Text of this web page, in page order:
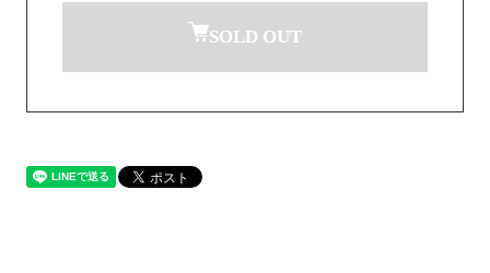
SOLD OUT